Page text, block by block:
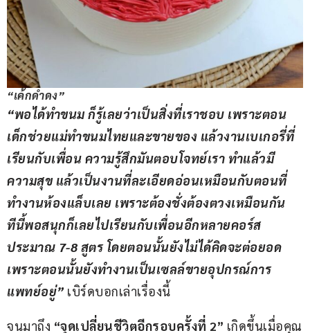
“เค้กดำดง”
“พอได้ทำขนม ก็รู้เลยว่าเป็นสิ่งที่เราชอบ เพราะตอน
เด็กช่วยแม่ทำขนมไทยและขายของ แล้วงานเบเกอรี่ที่
เรียนกับเพื่อน ความรู้สึกมันตอบโจทย์เรา ทำแล้วมี
ความสุข แล้วเป็นงานที่ละเอียดอ่อนเหมือนกับตอนที่
ทำงานห้องแล็บเลย เพราะต้องชั่งต้องตวงเหมือนกัน
ทีนี้พอสนุกก็เลยไปเรียนกับเพื่อนอีกหลายคอร์ส
ประมาณ 7-8 สูตร โดยตอนนั้นยังไม่ได้คิดจะต่อยอด
เพราะตอนนั้นยังทำงานเป็นเซลล์ขายอุปกรณ์การ
แพทย์อยู่” เบิร์ดบอกเล่าเรื่องนี้
จนมาถึง “จุดเปลี่ยนชีวิตอีกรอบครั้งที่ 2” เกิดขึ้นเมื่อคุณ